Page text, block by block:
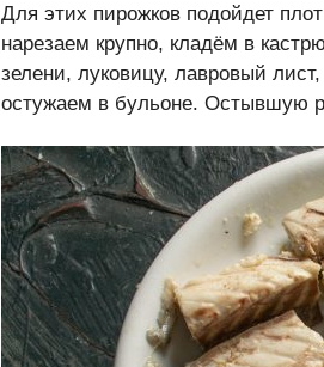
Для этих пирожков подойдет
нарезаем крупно, кладём в
зелени, луковицу, лавровый
остужаем в бульоне. Остывшую